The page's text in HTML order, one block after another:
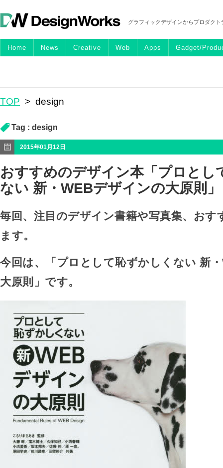
グラフィックデザインからプロダク
Home News Creative Web Apps Gadget/
TOP > design
Tag : design
2015年01月12日
おすすめのデザイン本「プロとし
ない 新・WEBデザインの大原則」
毎回、注目のデザイン書籍や写真集、おす
ます。
今回は、「プロとして恥ずかしくない 新
大原則」です。